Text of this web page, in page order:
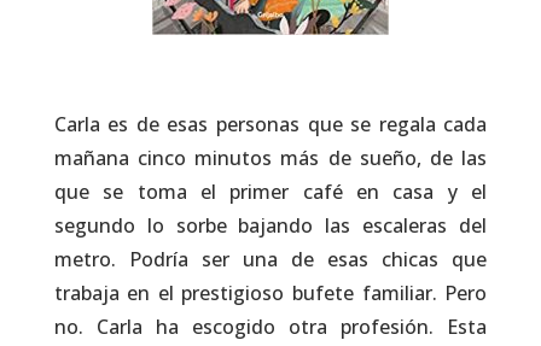
Carla es de esas personas que se regala cada
mañana cinco minutos más de sueño, de las
que se toma el primer café en casa y el
segundo lo sorbe bajando las escaleras del
metro. Podría ser una de esas chicas que
trabaja en el prestigioso bufete familiar. Pero
no. Carla ha escogido otra profesión. Esta